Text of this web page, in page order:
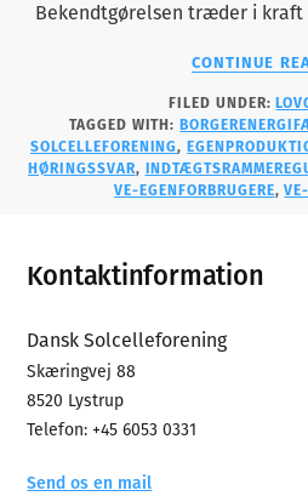
Bekendtgørelsen træder i kraft
CONTINUE
FILED UNDER:
TAGGED WITH:
SOLCELLEFORENING,
HØRINGSSVAR,
VE-EGENFORBRUGERE,
Footer
Kontaktinformation
Dansk Solcelleforening
Skæringvej 88
8520 Lystrup
Telefon: +45 6053 0331
Send os en mail